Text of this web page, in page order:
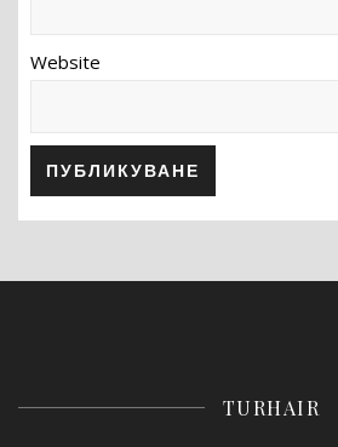
Website
TURHAIR